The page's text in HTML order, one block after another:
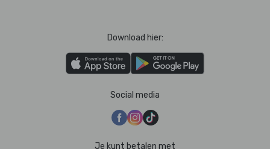
Download hier:
Social media
Je kunt betalen met